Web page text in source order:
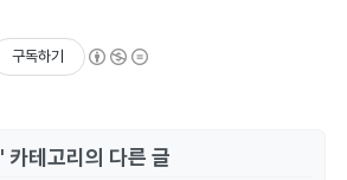
구독하기
' 카테고리의 다른 글